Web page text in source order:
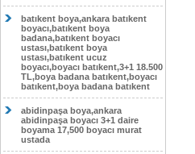
batıkent boya,ankara batıkent
boyacı,batıkent boya
badana,batıkent boyacı
ustası,batıkent boya
ustası,batıkent ucuz
boyacı,boyacı batıkent,3+1 18.500
TL,boya badana batıkent,boyacı
batıkent,boya badana batıkent
abidinpaşa boya,ankara
abidinpaşa boyacı 3+1 daire
boyama 17,500 boyacı murat
ustada